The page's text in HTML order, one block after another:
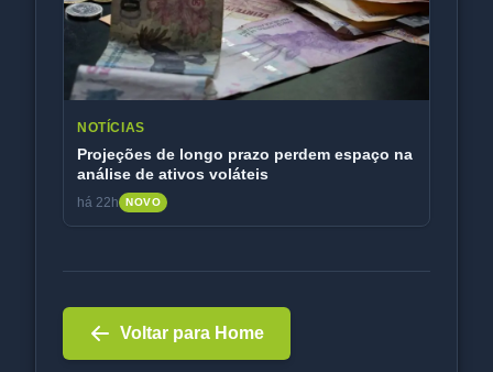
NOTÍCIAS
Projeções de longo prazo perdem espaço na
análise de ativos voláteis
há 22h NOVO
Voltar para Home